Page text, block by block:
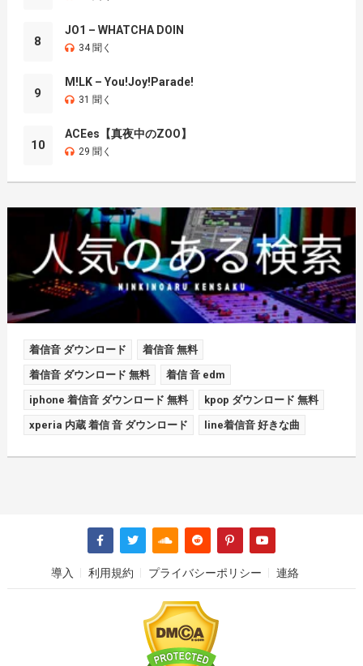
8
JO1 – WHATCHA DOIN
34 聞く
9
M!LK – You!Joy!Parade!
31 聞く
10
ACEes【真夜中のZOO】
29 聞く
着信音 ダウンロード 着信音 無料
着信音 ダウンロード 無料 着信 音 edm
iphone 着信音 ダウンロード 無料 kpop ダウンロード 無料
xperia 内蔵 着信 音 ダウンロード line着信音 好きな曲
導入 利用規約 プライバシーポリシー 連絡